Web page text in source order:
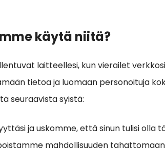
käytä niitä?
laitteellesi, kun vierailet
tietoa ja luomaan personoituja
seuraavista syistä:
ja uskomme, että sinun tulisi olla
mahdollisuuden